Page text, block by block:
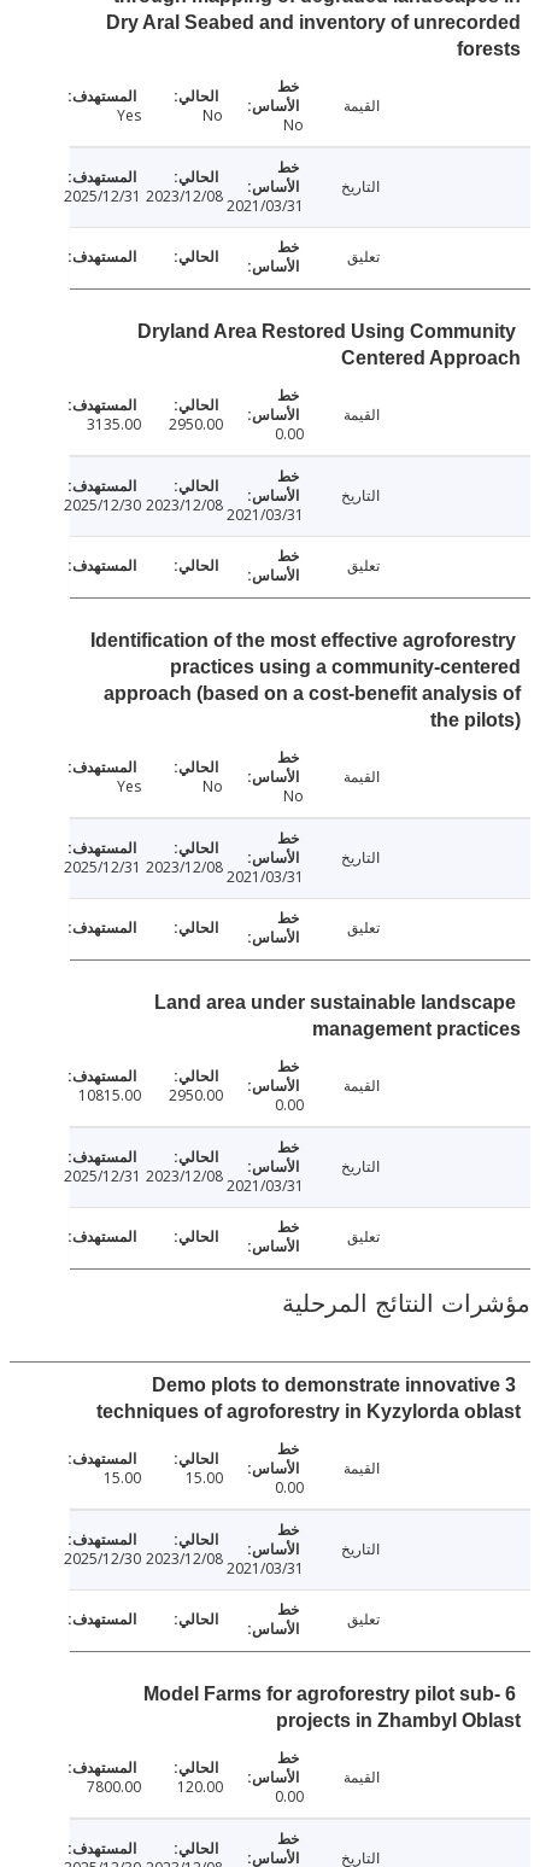
Dry Aral Seabed and inventory of
No
2021/03/31
2023/12/08
2025/12/31
Dryland Area Restored Using
Centered
2950.00
3135.00
2021/03/31
2023/12/08
2025/12/30
Identification of the most effective
practices using a community-
approach (based on a cost-benefit
the
No
2021/03/31
2023/12/08
2025/12/31
Land area under sustainable
management
2950.00
10815.00
2021/03/31
2023/12/08
2025/12/31
النتائج المرحلية
3 Demo plots to demonstrate
techniques of agroforestry in Kyzylorda
15.00
15.00
2021/03/31
2023/12/08
2025/12/30
6 Model Farms for agroforestry pilot
projects in Zhambyl
120.00
7800.00